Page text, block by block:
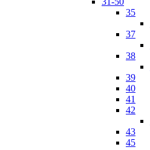
35
37
38
39
40
41
42
43
45